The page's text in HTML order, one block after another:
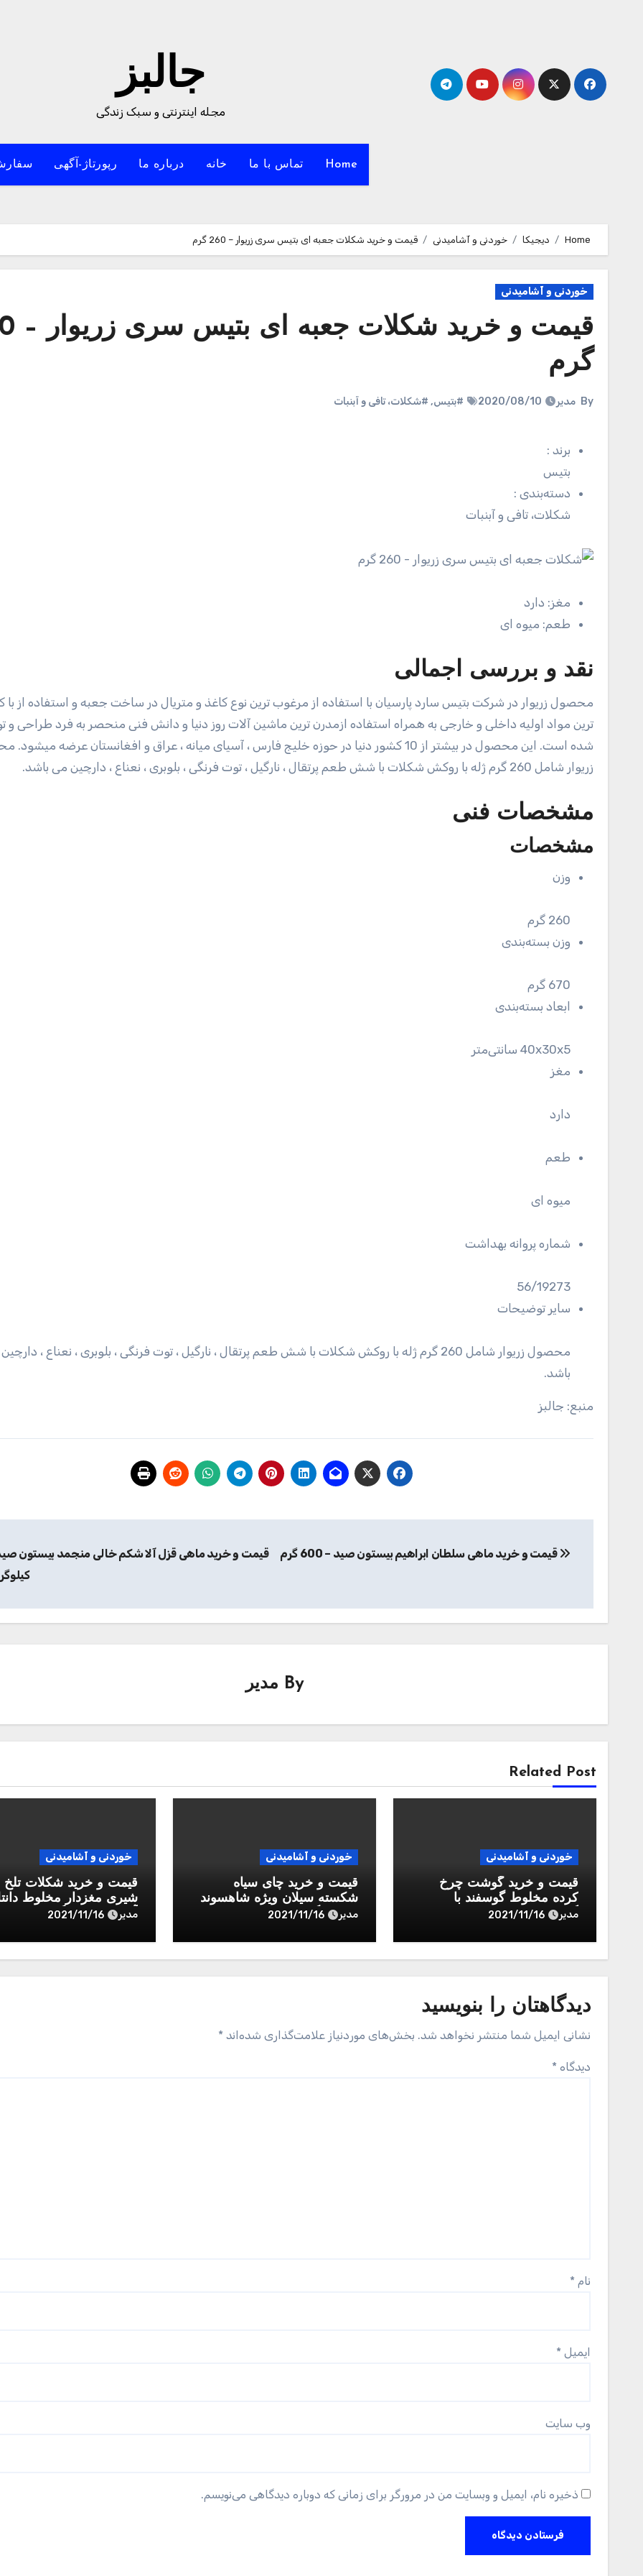
جالبز
مجله اینترنتی و سبک زندگی
Home تماس با ما خانه درباره ما رپورتاژ-آگهی
Home دیجیکا خوردنی و آشامیدنی قیمت و خرید شکلات جعبه ای بتیس سری زریوار – 260 گرم
خوردنی و آشامیدنی
قیمت و
گرم
By مدیر 2020/08/10 #بتیس, #شکلات، تافی و آبنبات
برند :
بتیس
دسته‌بندی :
شکلات، تافی و آبنبات
مغز: دارد
طعم: میوه ای
نقد و بررسی اجمالی
محصول زریوار در شرکت بتیس سارد پارسیان با استفاده از مرغوب ترین نوع کاغذ و متریال در ساخت جعبه و استفاده از با
ترین مواد اولیه داخلی و خارجی به همراه استفاده ازمدرن ترین ماشین آلات روز دنیا و دانش فنی منحصر به فرد طراحی و
شده است. این محصول در بیشتر از 10 کشور دنیا در حوزه خلیج فارس ، آسیای میانه ، عراق و افغانستان عرضه
زریوار شامل 260 گرم ژله با روکش شکلات با شش طعم پرتقال ، نارگیل ، توت فرنگی ، بلوبری ، نعناع ، دارچین می باشد.
مشخصات فنی
مشخصات
وزن
260 گرم
وزن بسته‌بندی
670 گرم
ابعاد بسته‌بندی
40x30x5 سانتی‌متر
مغز
دارد
طعم
میوه ای
شماره پروانه بهداشت
56/19273
سایر توضیحات
محصول زریوار شامل 260 گرم ژله با روکش شکلات با شش طعم پرتقال ، نارگیل ، توت فرنگی ، بلوبری ، نعناع ،
باشد.
منبع: جالبز
نوشتهقیمت و خرید ماهی سلطان ابراهیم بیستون صید – 600 گرم
By مدیر
Related Post
خوردنی و آشامیدنی
قیمت و خرید گوشت چرخ
کرده مخلوط گوسفند با
گوساله ممتاز رويال طعم –
مدیر 2021/11/16
خوردنی و آشامیدنی
قیمت و خرید چای سیاه
شکسته سیلان ویژه شاهسوند
– 450 گرم
مدیر 2021/11/16
خوردنی و آشامیدنی
قیمت و خرید شکلات تلخ
شیری مغزدار مخلوط
آیدین – 1 کیلوگرم
مدیر 2021/11/16
دیدگاهتان را بنویسید
نشانی ایمیل شما منتشر نخواهد شد. بخش‌های موردنیاز علامت‌گذاری شده‌اند *
دیدگاه *
نام *
ایمیل *
وب‌ سایت
ذخیره نام، ایمیل و وبسایت من در مرورگر برای زمانی که دوباره دیدگاهی می‌نویسم.